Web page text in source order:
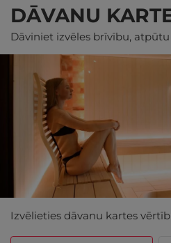
DĀVANU
Dāviniet izvēles brīvību,
Izvēlieties dāvanu kartes